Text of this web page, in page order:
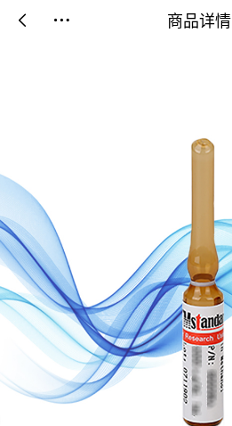
商品详情
 